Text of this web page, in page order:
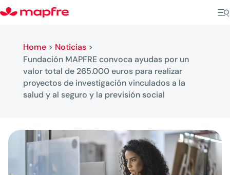
Home> Noticias>
Fundación MAPFRE convoca ayudas por un
valor total de 265.000 euros para realizar
proyectos de investigación vinculados a la
salud y al seguro y la previsión social